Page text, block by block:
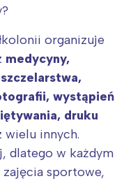
organizuje
medycyny,
wystąpień
druku
wielu innych.
dlatego w każdym
sportowe,